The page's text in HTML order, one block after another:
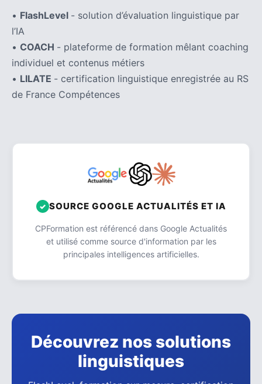
• FlashLevel - solution d’évaluation linguistique par
l’IA
• COACH - plateforme de formation mêlant coaching
individuel et contenus métiers
• LILATE - certification linguistique enregistrée au RS
de France Compétences
SOURCE GOOGLE ACTUALITÉS ET IA
CPFormation est référencé dans Google Actualités
et utilisé comme source d'information par les
principales intelligences artificielles.
Découvrez nos solutions
linguistiques